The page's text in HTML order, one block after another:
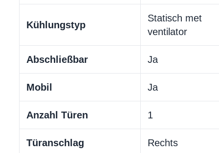
Kühlungstyp
Statisch met
ventilator
Abschließbar Ja
Mobil Ja
Anzahl Türen 1
Türanschlag Rechts